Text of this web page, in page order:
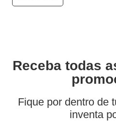
Receba todas
Fique por dentro de
inventa